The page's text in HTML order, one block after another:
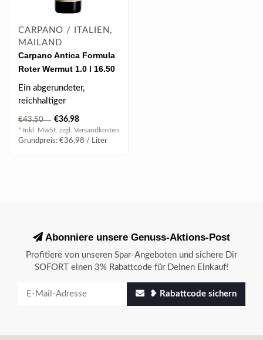
CARPANO / ITALIEN,
MAILAND
Carpano Antica Formula
Roter Wermut 1.0 l 16.50
% vol
Ein abgerundeter,
reichhaltiger
Vanillegeschmack
€43,50 €36,98
* Inkl. MwSt. zzgl. Versandkosten
Grundpreis: €36,98 / Liter
Abonniere unsere Genuss-Aktions-Post
Profitiere von unseren Spar-Angeboten und sichere Dir
SOFORT einen 3% Rabattcode für Deinen Einkauf!
❥ Rabattcode sichern